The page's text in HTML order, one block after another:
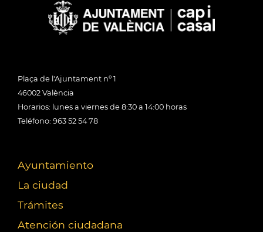
Plaça de l'Ajuntament nº 1
46002 València
Horarios: lunes a viernes de 8:30 a 14:00 horas
Teléfono: 963 52 54 78
Ayuntamiento
La ciudad
Trámites
Atención ciudadana